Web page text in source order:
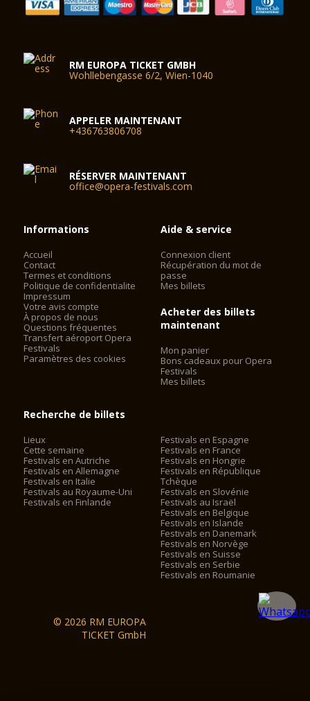
RM EUROPA TICKET GMBH
Wohllebengasse 6/2, Wien-1040
APPELER MAINTENANT
+436763806708
RÉSERVER MAINTENANT
office@opera-festivals.com
Informations
Accueil
Contact
Termes et conditions
Politique de confidentialite
Impressum
Votre avis compte
À propos de nous
Questions fréquentes
Transfert aéroport Opera
Festivals
Paramètres des cookies
Aide & service
Connexion client
Récupération du mot de
passe
Mes billets
Acheter des billets
maintenant
Mon panier
Bons cadeaux pour Opera
Festivals
Mes billets
Recherche de billets
Lieux
Cette semaine
Festivals en Autriche
Festivals en Allemagne
Festivals en Italie
Festivals au Royaume-Uni
Festivals en Finlande
Festivals en Espagne
Festivals en France
Festivals en Hongrie
Festivals en République
Tchèque
Festivals en Slovénie
Festivals au Israël
Festivals en Belgique
Festivals en Islande
Festivals en Danemark
Festivals en Norvège
Festivals en Suisse
Festivals en Serbie
Festivals en Roumanie
© 2026 RM EUROPA
TICKET GmbH